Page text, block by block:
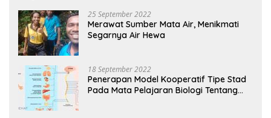
25 September 2022
Merawat Sumber Mata Air, Menikmati
Segarnya Air Hewa
18 September 2022
Penerapan Model Kooperatif Tipe Stad
Pada Mata Pelajaran Biologi Tentang